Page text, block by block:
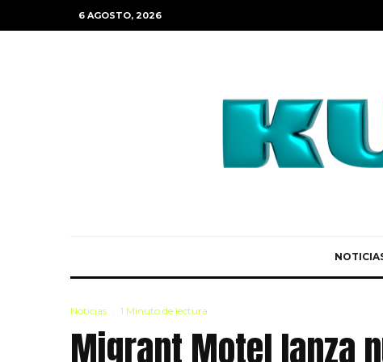
6 AGOSTO, 2026
Noticias · 1 Minuto de lectura
Migrant Motel lanza